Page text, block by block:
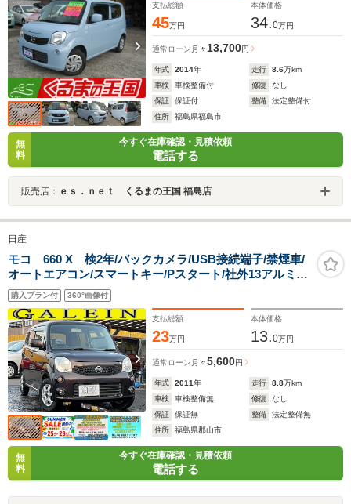
支払総額
45万円
本体価格
34.0万円
通常ローン 月々 13,700円
年式 2014年 走行 8.6万km
車検
車検整備付 修復
なし
保証
保証付 整備
法定整備付
住所
福島県福島市
無
料
今すぐ在庫確認・見積依頼
電話する
販売店： ｅｓ．ｎｅｔ くるまの王国 福島店
日産
モコ 660 X 検2年/バックカメラ/USB接続端子/禁煙車/
オートエアコン/スマートキー/Pスタート/社外13アルミホ
イール/タイミングチェーン/ドアバイザー/フォグランプ/
ドアミラーウィンカー/CD/ラジオオーディオ
購入プラン付 360°画像付
支払総額
23万円
本体価格
13.0万円
通常ローン 月々5,600円
年式 2011年 走行 8.8万km
車検
車検整備無 修復
なし
保証
保証無 整備
法定整備無
住所
福島県郡山市
無
料
今すぐ在庫確認・見積依頼
電話する